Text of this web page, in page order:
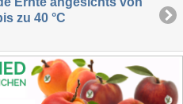
zu 40 °C